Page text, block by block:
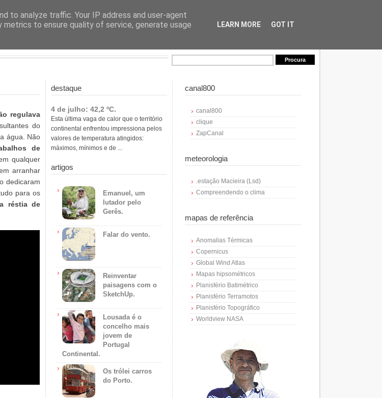
regulava
do
água. Não
de
qualquer
arranhar
dedicaram
para os
réstia de
destaque
4 de julho: 42,2 ºC.
Esta última vaga de calor que o território
continental enfrentou impressiona pelos
valores de temperatura atingidos:
máximos, mínimos e de ...
artigos
Emanuel, um
lutador pelo
Gerês.
Falar do vento.
Reinventar
paisagens com o
SketchUp.
Lousada é o
concelho mais
jovem de
Portugal
Continental.
Os trólei carros
do Porto.
canal800
canal800
clique
ZapCanal
meteorologia
.estação Macieira (Lsd)
Compreendendo o clima
mapas de referência
Anomalias Térmicas
Copernicus
Global Wind Atlas
Mapas hipsométricos
Planisfério Batimétrico
Planisfério Terramotos
Planisfério Topográfico
Worldview NASA
to analyze traffic. Your IP address and user-agent
to ensure quality of service, generate usage
LEARN MORE GOT IT